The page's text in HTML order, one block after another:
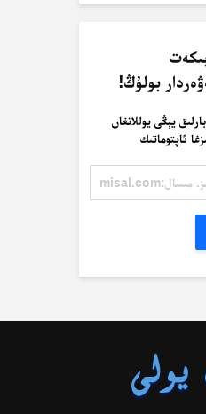
بولۇڭ!
يېڭى يوللانغان
ئاپتوماتىك